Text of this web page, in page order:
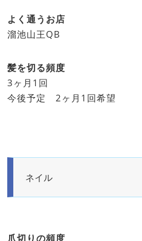
よく通うお店
溜池山王QB
髪を切る頻度
3ヶ月1回
今後予定 2ヶ月1回希望
ネイル
爪切りの頻度